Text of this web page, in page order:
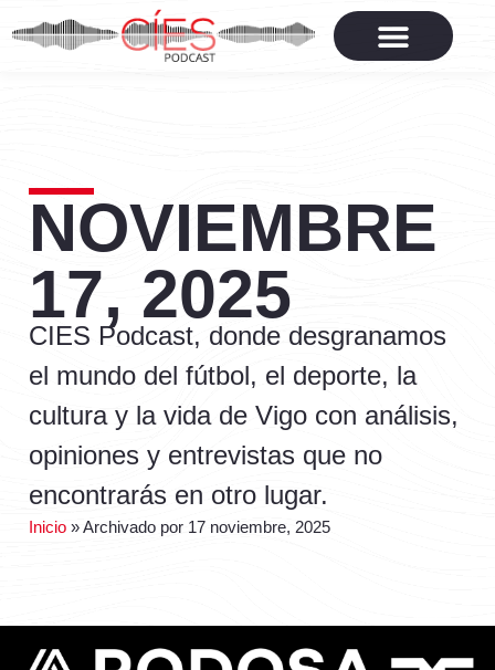
NOVIEMBRE
17, 2025
CIES Podcast, donde desgranamos
el mundo del fútbol, el deporte, la
cultura y la vida de Vigo con análisis,
opiniones y entrevistas que no
encontrarás en otro lugar.
Inicio »Archivado por 17 noviembre, 2025